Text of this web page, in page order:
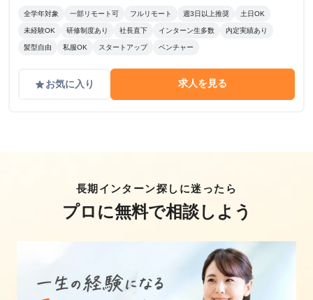
全学年対象 一部リモート可 フルリモート 週3日以上推奨 土日OK
未経験OK 研修制度あり 社長直下 インターン生多数 内定実績あり
髪型自由 私服OK スタートアップ ベンチャー
gradeお気に入り 求人を見る
長期インターン探しに迷ったら
プロに無料で相談しよう